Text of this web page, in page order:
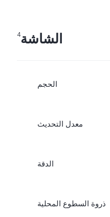
الشاشة4
الحجم
معدل التحديث
الدقة
ذروة السطوع المحلية